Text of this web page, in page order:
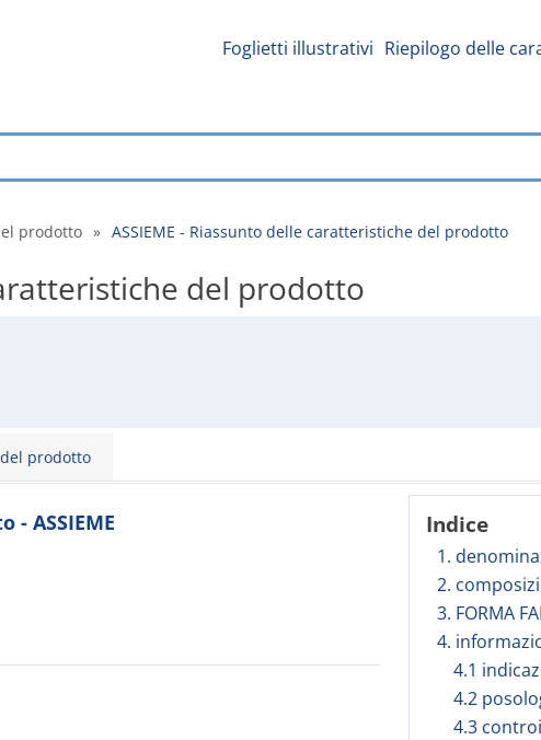
Foglietti illustrativi Riepilogo delle
prodotto » ASSIEME - Riassunto delle caratteristiche del prodotto
del prodotto
prodotto
Indice
1.
2.
3. FORMA
4.
4.1
4.2
4.3
ASSIEME